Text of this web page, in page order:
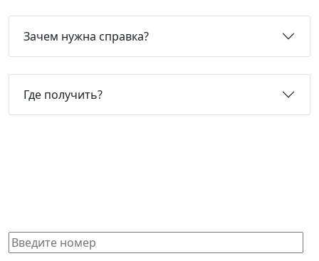
Зачем нужна справка?
Где получить?